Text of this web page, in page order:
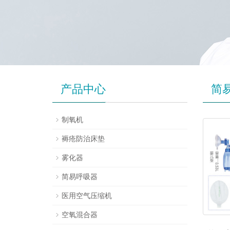
简
产品中心
制氧机
褥疮防治床垫
雾化器
简易呼吸器
医用空气压缩机
空氧混合器